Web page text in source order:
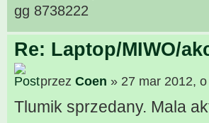
gg 8738222
Re: Laptop/MIWO/
przez Coen » 27 mar 2012,
Tlumik sprzedany. Mala